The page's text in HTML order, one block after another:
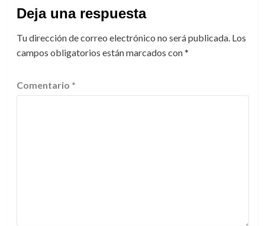
Deja una respuesta
Tu dirección de correo electrónico no será publicada. Los
campos obligatorios están marcados con*
Comentario *